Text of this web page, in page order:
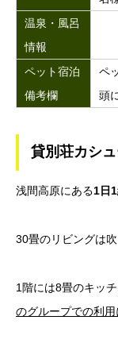
温泉・風呂
情報
ペット宿泊
備考欄
ペ
頭
貸別荘カシュ
浅間高原にある1日
30畳のリビングは
1階には8畳のキッ
のグループでの利用